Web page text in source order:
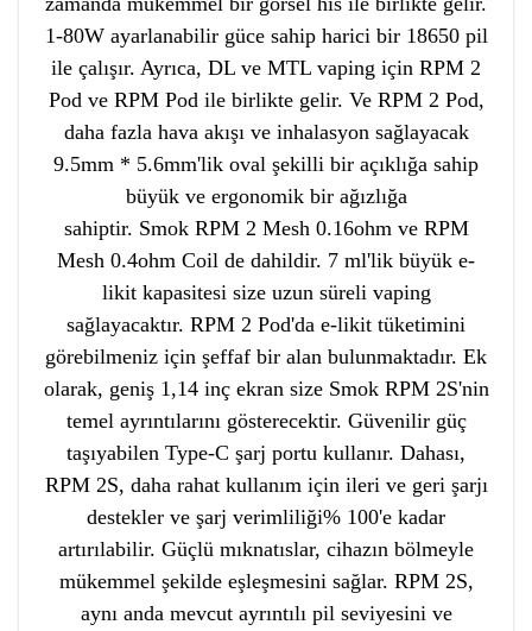
1-80W ayarlanabilir güce sahip harici bir 18650 pil
ile çalışır. Ayrıca, DL ve MTL vaping için RPM 2
Pod ve RPM Pod ile birlikte gelir. Ve RPM 2 Pod,
daha fazla hava akışı ve inhalasyon sağlayacak
9.5mm * 5.6mm'lik oval şekilli bir açıklığa sahip
büyük ve ergonomik bir ağızlığa
sahiptir. SmokRPM 2 Mesh 0.16ohm ve RPM
Mesh 0.4ohm Coil de dahildir. 7 ml'lik büyük e-
likit kapasitesi size uzun süreli vaping
sağlayacaktır. RPM 2 Pod'da e-likit tüketimini
görebilmeniz için şeffaf bir alan bulunmaktadır. Ek
olarak, geniş 1,14 inç ekran size Smok RPM 2S'nin
temel ayrıntılarını gösterecektir. Güvenilir güç
taşıyabilen Type-C şarj portu kullanır. Dahası,
RPM 2S, daha rahat kullanım için ileri ve geri şarjı
destekler ve şarj verimliliği% 100'e kadar
artırılabilir. Güçlü mıknatıslar, cihazın bölmeyle
mükemmel şekilde eşleşmesini sağlar. RPM 2S,
aynı anda mevcut ayrıntılı pil seviyesini ve